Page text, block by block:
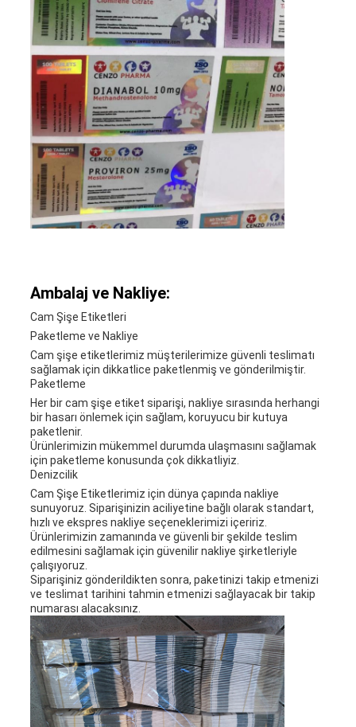
Ambalaj ve Nakliye:
Cam Şişe Etiketleri
Paketleme ve Nakliye
Cam şişe etiketlerimiz müşterilerimize güvenli teslimatı
sağlamak için dikkatlice paketlenmiş ve gönderilmiştir.
Paketleme
Her bir cam şişe etiket siparişi, nakliye sırasında herhangi
bir hasarı önlemek için sağlam, koruyucu bir kutuya
paketlenir.
Ürünlerimizin mükemmel durumda ulaşmasını sağlamak
için paketleme konusunda çok dikkatliyiz.
Denizcilik
Cam Şişe Etiketlerimiz için dünya çapında nakliye
sunuyoruz. Siparişinizin aciliyetine bağlı olarak standart,
hızlı ve ekspres nakliye seçeneklerimizi içeririz.
Ürünlerimizin zamanında ve güvenli bir şekilde teslim
edilmesini sağlamak için güvenilir nakliye şirketleriyle
çalışıyoruz.
Siparişiniz gönderildikten sonra, paketinizi takip etmenizi
ve teslimat tarihini tahmin etmenizi sağlayacak bir takip
numarası alacaksınız.